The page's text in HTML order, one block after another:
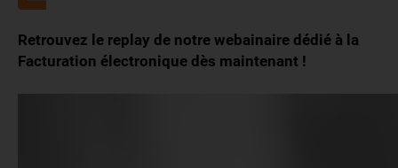
Retrouvez le replay de notre webainaire dédié à la
Facturation électronique dès maintenant !